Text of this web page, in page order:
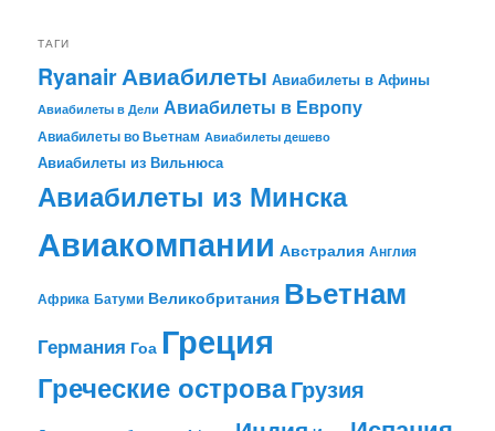
ТАГИ
RyanairАвиабилеты Авиабилеты в Афины
Авиабилеты в Дели Авиабилеты в Европу
Авиабилеты во Вьетнам Авиабилеты дешево
Авиабилеты из Вильнюса
Авиабилеты из Минска
Авиакомпании Австралия Англия
Африка Батуми Великобритания Вьетнам
Германия Гоа Греция
Греческие островаГрузия